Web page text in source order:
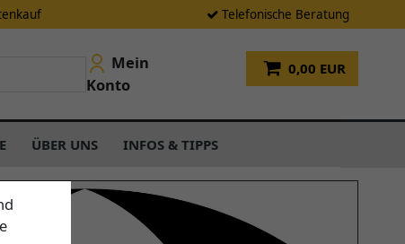
Telefonische Beratung
0,00 EUR
Mein
Konto
ÜBER UNS INFOS & TIPPS